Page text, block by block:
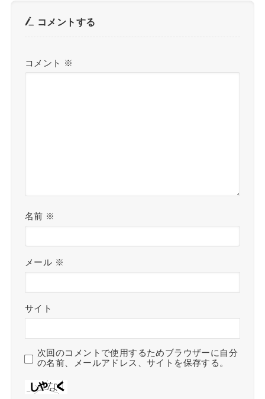
コメントする
コメント ※
名前 ※
メール ※
サイト
次回のコメントで使用するためブラウザーに自分
の名前、メールアドレス、サイトを保存する。